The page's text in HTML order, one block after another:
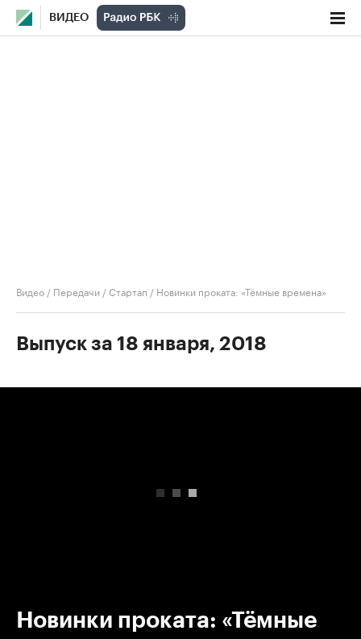
ВИДЕО
Видео / Передачи /Стартап / Новинки проката: «Тёмные времена»
Выпуск за 18 января, 2018
Новинки проката: «Тёмные